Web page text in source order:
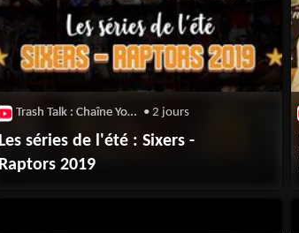
Trash Talk : Chaîne Youtube • 2 jours
Les séries de l'été : Sixers -
Raptors 2019